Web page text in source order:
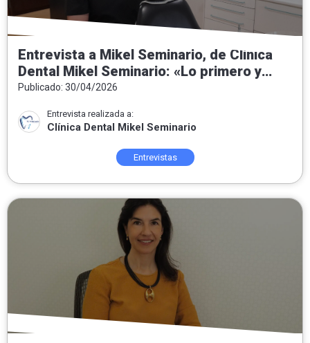
Entrevista a Mikel Seminario, de Clínica
Dental Mikel Seminario: «Lo primero y
fundamental es conocer al paciente»
Publicado: 30/04/2026
Entrevista realizada a:
Clínica Dental Mikel Seminario
Entrevistas